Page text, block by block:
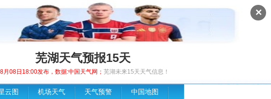
✕
芜湖天气预报15天
月08日18:00发布，数据:中国天气网； 芜湖未来15天天气信息！
云图 机场天气 天气预警 中国地图